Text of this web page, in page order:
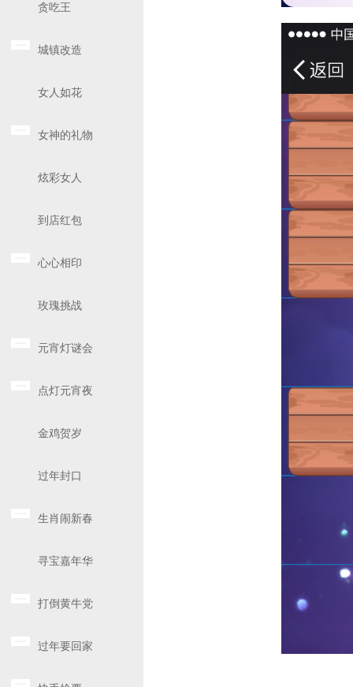
贪吃王
城镇改造
女人如花
女神的礼物
炫彩女人
到店红包
心心相印
玫瑰挑战
元宵灯谜会
点灯元宵夜
金鸡贺岁
过年封口
生肖闹新春
寻宝嘉年华
打倒黄牛党
过年要回家